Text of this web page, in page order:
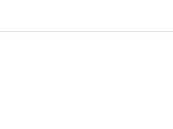
靈魂禪卡。這不只是一份包